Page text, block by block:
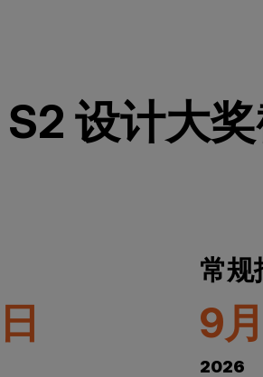
设计大奖
常规
9
2026